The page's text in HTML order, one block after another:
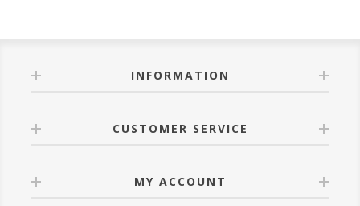
INFORMATION
CUSTOMER SERVICE
MY ACCOUNT